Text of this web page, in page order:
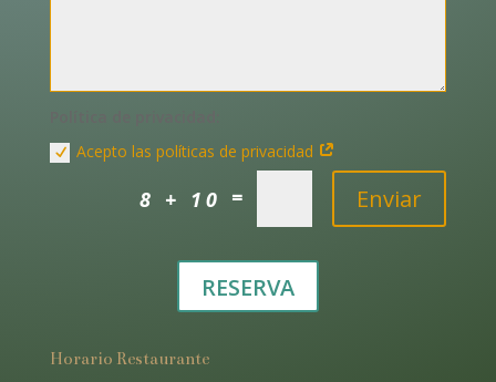
Acepto las políticas de privacidad
8 + 10 = Enviar
RESERVA
Horario Restaurante